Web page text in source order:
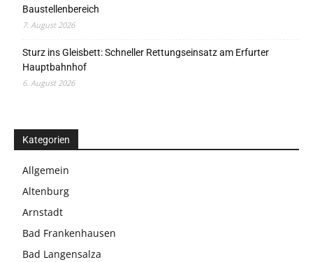
Baustellenbereich
7. August 2026
Sturz ins Gleisbett: Schneller Rettungseinsatz am Erfurter
Hauptbahnhof
6. August 2026
Kategorien
Allgemein
Altenburg
Arnstadt
Bad Frankenhausen
Bad Langensalza